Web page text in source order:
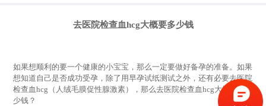
去医院检查血hcg大概要多少钱
如果想顺利的要一个健康的小宝宝，那么一定要做好备孕的准备。如果
想知道自己是否成功受孕，除了用早孕试纸测试之外，还有必要去医院
检查血hcg（人绒毛膜促性腺激素），那么去医院检查血hcg大概要多
少钱？